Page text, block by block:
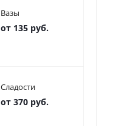
Вазы
от 135 руб.
Сладости
от 370 руб.